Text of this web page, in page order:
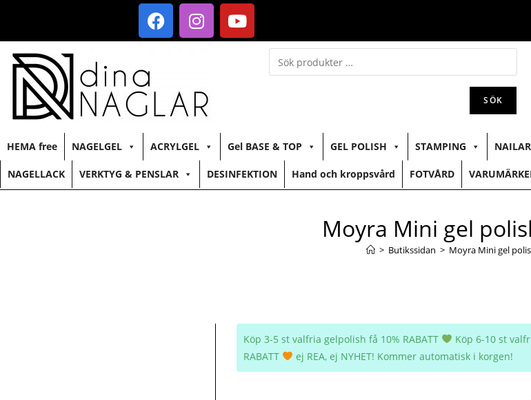
SÖK
HEMA free NAGELGEL ACRYLGEL Gel BASE & TOP GEL POLISH STAMPING
NAGELLACK VERKTYG & PENSLAR DESINFEKTION Hand och kroppsvård FOTVÅRD
Moyra Mini gel
> Butikssidan > Moyra Mini gel
Köp 3-5 st valfria gelpolish få 10% RABATT Köp 6-10 st
RABATT
ej REA, ej NYHET! Kommer automatisk i korgen!